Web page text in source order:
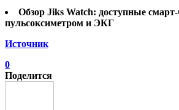
Обзор Jiks Watch: доступные
пульсоксиметром и ЭКГ
Источник
0
Поделится